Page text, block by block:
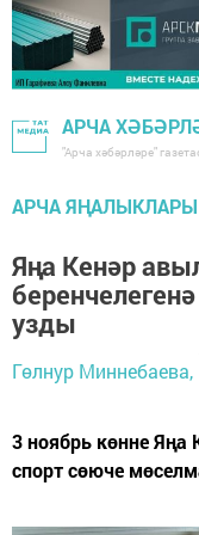
АРЧА
"Арча хәбәрләре"
АРЧА ЯҢАЛЫКЛАРЫ
Яңа Кенәр
узды
Гөлнур Миннебаева,
3 ноябрь көнне Яңа
спорт сөюче